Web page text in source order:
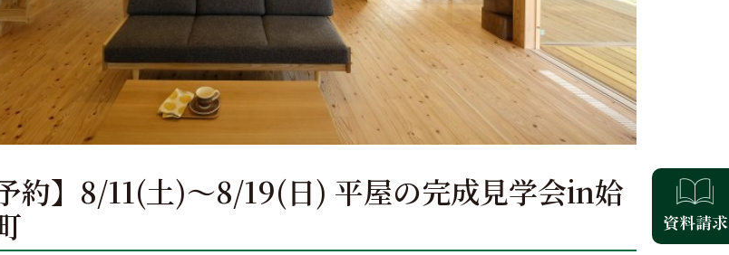
】8/11(土)～8/19(日) 平屋の完成見学会in姶